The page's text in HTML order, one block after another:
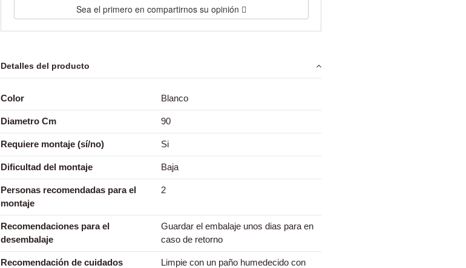
Sea el primero en compartirnos su opinión
Detalles del producto
Color Blanco
Diametro Cm 90
Requiere montaje (sí/no) Si
Dificultad del montaje Baja
Personas recomendadas para el
montaje
2
Recomendaciones para el
desembalaje
Guardar el embalaje unos dias para en
caso de retorno
Recomendación de cuidados
Limpie con un paño humedecido con